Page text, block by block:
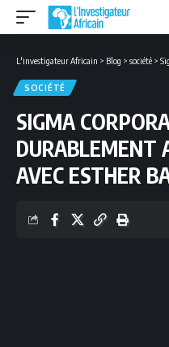
L'investigateur Africain > Blog > société >
SOCIÉTÉ
SIGMA
DURABLEMENT
AVEC ESTHER